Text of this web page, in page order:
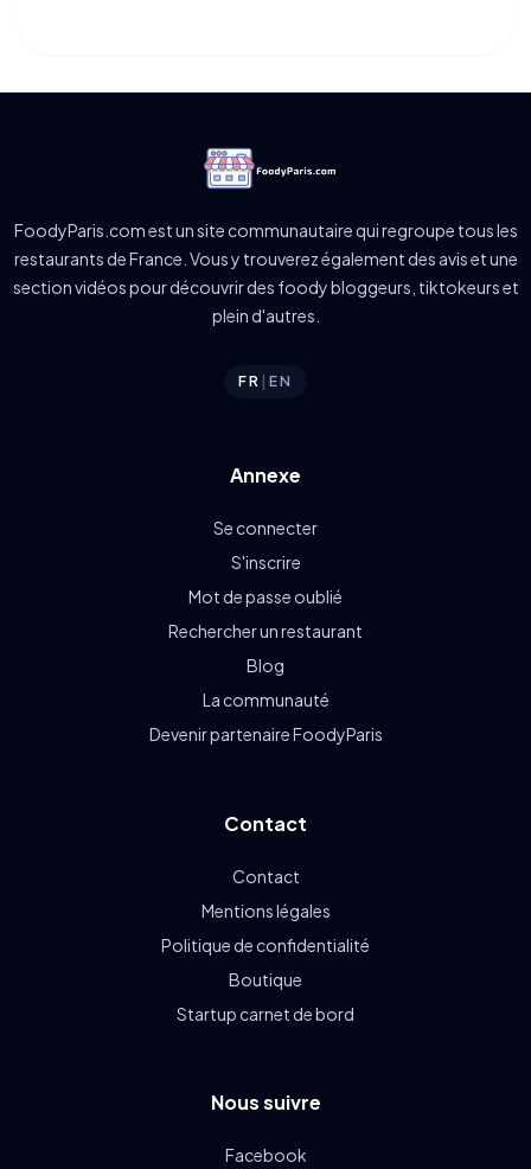
FoodyParis.com est un site communautaire qui regroupe tous les
restaurants de France. Vous y trouverez également des avis et une
section vidéos pour découvrir des foody bloggeurs, tiktokeurs et
plein d'autres.
FR |EN
Annexe
Se connecter
S'inscrire
Mot de passe oublié
Rechercher un restaurant
Blog
La communauté
Devenir partenaire FoodyParis
Contact
Contact
Mentions légales
Politique de confidentialité
Boutique
Startup carnet de bord
Nous suivre
Facebook